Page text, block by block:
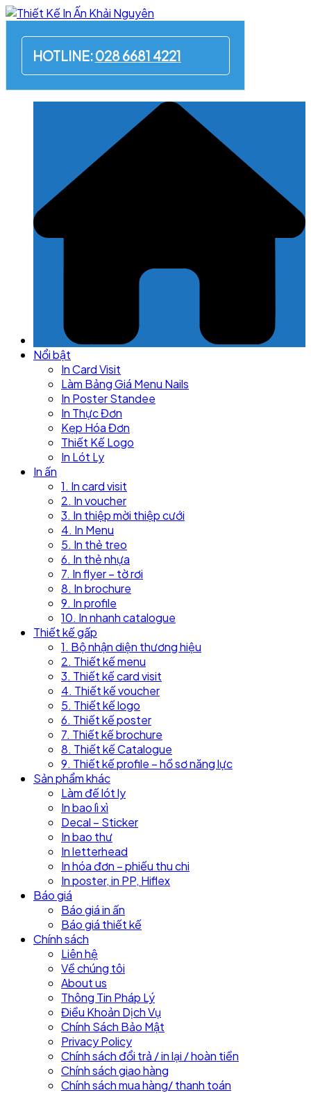
Skip
content
HOTLINE:028 6681 4221
Nổi bật
In Card Visit
Làm Bảng Giá Menu Nails
In Poster Standee
In Thực Đơn
Kẹp Hóa Đơn
Thiết Kế Logo
In Lót Ly
In ấn
1. In card visit
2. In voucher
3. In thiệp mời thiệp cưới
4. In Menu
5. In thẻ treo
6. In thẻ nhựa
7. In flyer – tờ rơi
8. In brochure
9. In profile
10. In nhanh catalogue
Thiết kế gấp
1. Bộ nhận diện thương hiệu
2. Thiết kế menu
3. Thiết kế card visit
4. Thiết kế voucher
5. Thiết kế logo
6. Thiết kế poster
7. Thiết kế brochure
8. Thiết kế Catalogue
9. Thiết kế profile – hồ sơ năng lực
Sản phẩm khác
Làm đế lót ly
In bao lì xì
Decal – Sticker
In bao thư
In letterhead
In hóa đơn – phiếu thu chi
In poster, in PP, Hiflex
Báo giá
Báo giá in ấn
Báo giá thiết kế
Chính sách
Liên hệ
Về chúng tôi
About us
Thông Tin Pháp Lý
Điều Khoản Dịch Vụ
Chính Sách Bảo Mật
Privacy Policy
Chính sách đổi trả / in lại / hoàn tiền
Chính sách giao hàng
Chính sách mua hàng/ thanh toán